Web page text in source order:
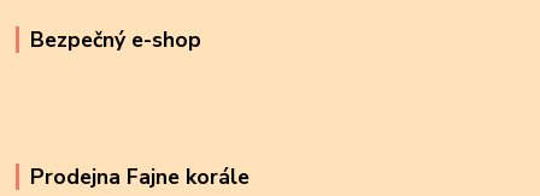
Bezpečný e-shop
Prodejna Fajne korále